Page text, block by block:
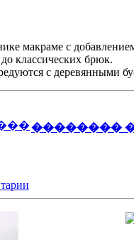
макраме с
классических брюк.
с деревянными
��������